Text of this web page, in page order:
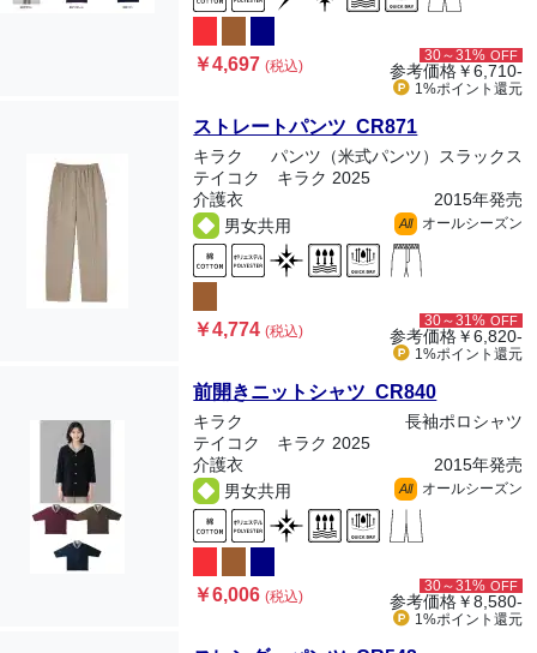
￥4,697(税込)
30～31% OFF
参考価格￥6,710-
1%ポイント 還元
ストレートパンツ CR871
キラク
パンツ（米式パンツ）スラックス
テイコク キラク 2025
介護衣
2015年発売
男女共用
All オールシーズン
￥4,774(税込)
30～31% OFF
参考価格￥6,820-
1%ポイント 還元
前開きニットシャツ CR840
キラク
長袖ポロシャツ
テイコク キラク 2025
介護衣
2015年発売
男女共用
All オールシーズン
￥6,006(税込)
30～31% OFF
参考価格￥8,580-
1%ポイント 還元